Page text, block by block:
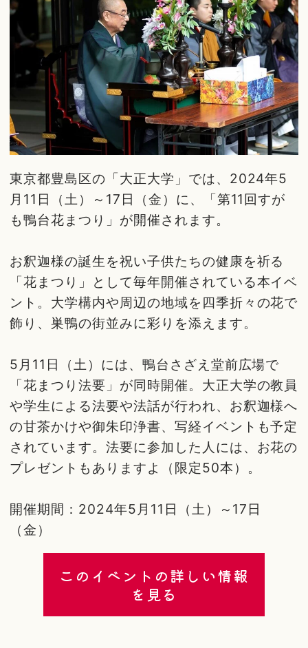
東京都豊島区の「大正大学」では、2024年5
月11日（土）～17日（金）に、「第11回すが
も鴨台花まつり」が開催されます。
お釈迦様の誕生を祝い子供たちの健康を祈る
「花まつり」として毎年開催されている本イベ
ント。大学構内や周辺の地域を四季折々の花で
飾り、巣鴨の街並みに彩りを添えます。
5月11日（土）には、鴨台さざえ堂前広場で
「花まつり法要」が同時開催。大正大学の教員
や学生による法要や法話が行われ、お釈迦様へ
の甘茶かけや御朱印浄書、写経イベントも予定
されています。法要に参加した人には、お花の
プレゼントもありますよ（限定50本）。
開催期間：2024年5月11日（土）～17日
（金）
このイベントの詳しい情報
を見る